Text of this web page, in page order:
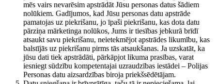
mēs vairs nevarēsim apstrādāt Jūsu personas datus šādiem
nolūkiem. Gadījumos, kad Jūsu personas datu apstrāde
pamatojas uz piekrišanu, jo īpaši piekrišanu, kas dota datu
pārziņa mārketinga nolūkos, Jums ir tiesības jebkurā brīdī
atsaukt savu piekrišanu, neietekmējot apstrādes likumību, kas
balstījās uz piekrišanu pirms tās atsaukšanas. Ja uzskatāt, ka
jūsu dati tiek apstrādāti, pārkāpjot likuma prasības, varat
iesniegt sūdzību kompetentajai uzraudzības iestādei – Polijas
Personas datu aizsardzības biroja priekšsēdētājam.